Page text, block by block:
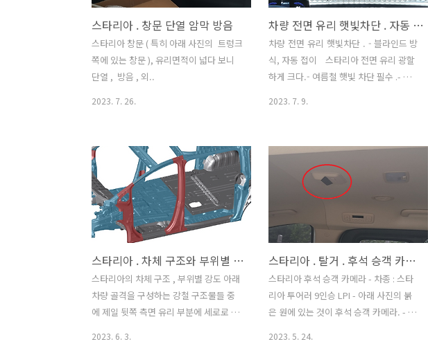
상위 정리 스타리아 . 탈거 모음 스타리아
. 탈거 모음 - 다 벗겨 보자 스타리아 . 탈거
. 테일게이트 웨더 스트립 첫 등록 :
2024.03.31 최종 수정 : 단축 주소 :
https://igotit.tistor..
스타리아 . 창문 단열 암막 방음
스타리아 창문 ( 특히 아래 사진의 트렁크
쪽에 있는 창문 ), 유리면적이 넓다 보니
단열 , 방음 , 외..
2023. 7. 26.
차량 전면 유리 햇빛차단 . 자동 접이식 . 깔끔함
차량 전면 유리 햇빛차단 . - 블라인드 방
식, 자동 접이 스타리아 전면 유리 광할
하게 크다.- 여름철 햇빛 차단 필수 .- 차박
는것으로 적절한 제품 찾았음. 구입
처 제품 옵션에 폭 70cm / 50 cm 있다.
스타리아 전면 유리 용으로 폭 70cm 구
입. 7.82US $ 64% OFF|Car
Front/Rear Window Sunshades
Retractable Windshield Curtains for
Sun Visor Car Sun Shades Summer
UV BlockingSmarter Shopping,
Better Living! Aliexpress.com..
2023. 7. 9.
스타리아 . 차체 구조와 부위별 강도
스타리아의 차체 구조 , 부위별 강도 아래
차량 골격을 구성하는 강철 구조물들 중
에 제일 뒷쪽 측면 유리 부분에 세로로 있
2023. 6. 3.
스타리아 . 탈거 . 후석 승객 카메라
스타리아 후석 승객 카메라 - 차종 : 스타
리아 투어러 9인승 LPI - 아래 사진의 붉
은 원에 있는 것이 후석 승객 카메라. - 탈
2023. 5. 24.